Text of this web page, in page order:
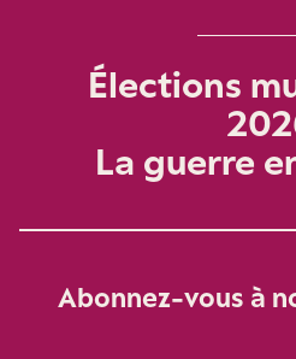
Élections
La guerre
Abonnez-vous à